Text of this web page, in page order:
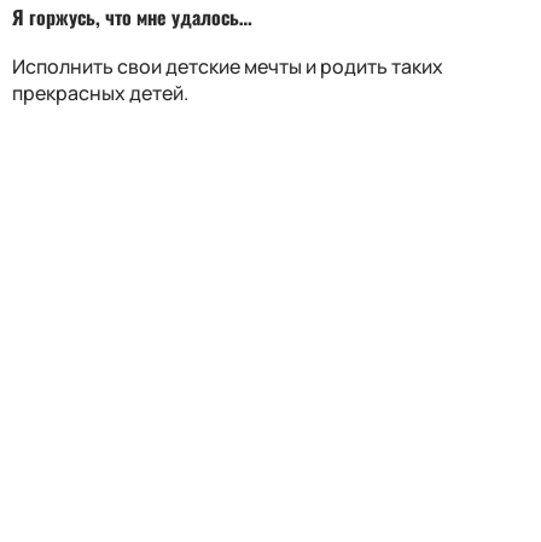
Я горжусь, что мне удалось…
Исполнить свои детские мечты и родить таких
прекрасных детей.